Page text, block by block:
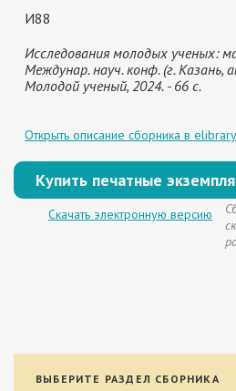
И88
Исследования молодых ученых:
Междунар. науч. конф. (г. Казань,
Молодой ученый, 2024. - 66 с.
Открыть описание сборника в
Купить печатные
Скачать электронную версию
ВЫБЕРИТЕ РАЗДЕЛ СБОРНИКА